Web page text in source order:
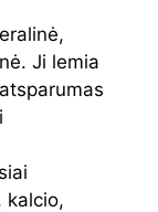
Ji lemia
kalcio,